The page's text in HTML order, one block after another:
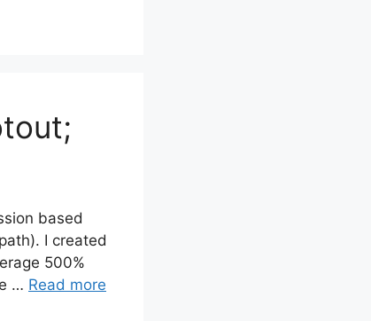
based
I created
500%
… Read more